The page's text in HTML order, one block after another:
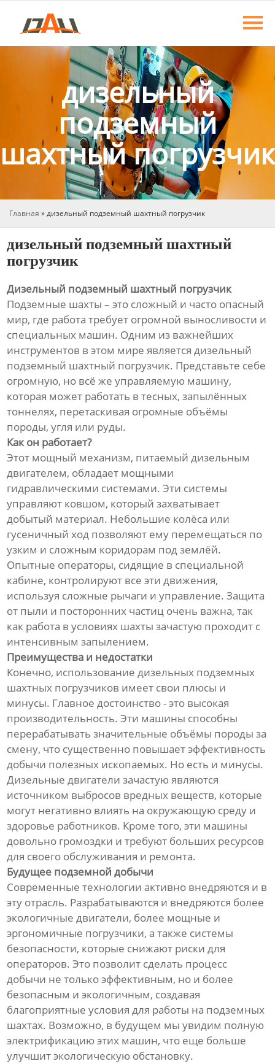
Главная
Продукция
Контакты
дизельный
подземный
шахтный погрузчик
Главная »дизельный подземный шахтный погрузчик
дизельный подземный шахтный
погрузчик
Дизельный подземный шахтный погрузчик
Подземные шахты – это сложный и часто опасный
мир, где работа требует огромной выносливости и
специальных машин. Одним из важнейших
инструментов в этом мире является дизельный
подземный шахтный погрузчик. Представьте себе
огромную, но всё же управляемую машину,
которая может работать в тесных, запылённых
тоннелях, перетаскивая огромные объёмы
породы, угля или руды.
Как он работает?
Этот мощный механизм, питаемый дизельным
двигателем, обладает мощными
гидравлическими системами. Эти системы
управляют ковшом, который захватывает
добытый материал. Небольшие колёса или
гусеничный ход позволяют ему перемещаться по
узким и сложным коридорам под землёй.
Опытные операторы, сидящие в специальной
кабине, контролируют все эти движения,
используя сложные рычаги и управление. Защита
от пыли и посторонних частиц очень важна, так
как работа в условиях шахты зачастую проходит с
интенсивным запылением.
Преимущества и недостатки
Конечно, использование дизельных подземных
шахтных погрузчиков имеет свои плюсы и
минусы. Главное достоинство - это высокая
производительность. Эти машины способны
перерабатывать значительные объёмы породы за
смену, что существенно повышает эффективность
добычи полезных ископаемых. Но есть и минусы.
Дизельные двигатели зачастую являются
источником выбросов вредных веществ, которые
могут негативно влиять на окружающую среду и
здоровье работников. Кроме того, эти машины
довольно громоздки и требуют больших ресурсов
для своего обслуживания и ремонта.
Будущее подземной добычи
Современные технологии активно внедряются и в
эту отрасль. Разрабатываются и внедряются более
экологичные двигатели, более мощные и
эргономичные погрузчики, а также системы
безопасности, которые снижают риски для
операторов. Это позволит сделать процесс
добычи не только эффективным, но и более
безопасным и экологичным, создавая
благоприятные условия для работы на подземных
шахтах. Возможно, в будущем мы увидим полную
электрификацию этих машин, что еще больше
улучшит экологическую обстановку.